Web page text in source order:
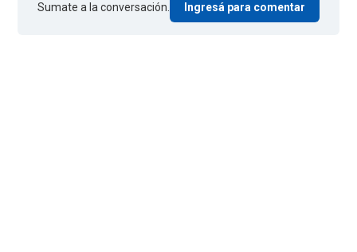
Sumate a la conversación. Ingresá para comentar